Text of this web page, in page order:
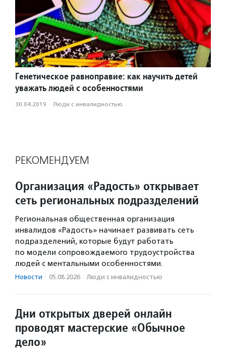
Генетическое равноправие: как научить детей
уважать людей с особенностями
30.04.2019 · Люди с инвалидностью
РЕКОМЕНДУЕМ
Организация «Радость» открывает
сеть региональных подразделений
Региональная общественная организация
инвалидов «Радость» начинает развивать сеть
подразделений, которые будут работать
по модели сопровождаемого трудоустройства
людей с ментальными особенностями.
Новости · 05.08.2026 · Люди с инвалидностью
Дни открытых дверей онлайн
проводят мастерские «Обычное
дело»